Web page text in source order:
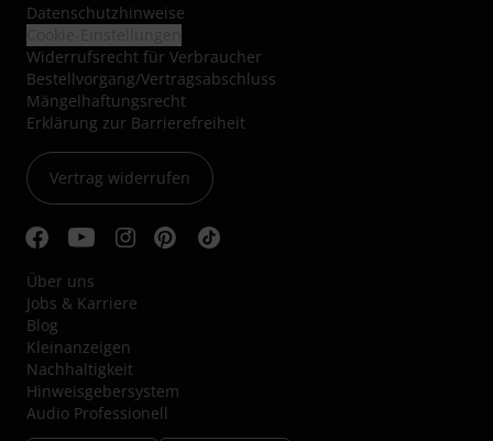
Datenschutzhinweise
Widerrufsrecht für Verbraucher
Bestellvorgang/Vertragsabschluss
Mängelhaftungsrecht
Erklärung zur Barrierefreiheit
Vertrag widerrufen
Über uns
Jobs & Karriere
Blog
Kleinanzeigen
Nachhaltigkeit
Hinweisgebersystem
Audio Professionell